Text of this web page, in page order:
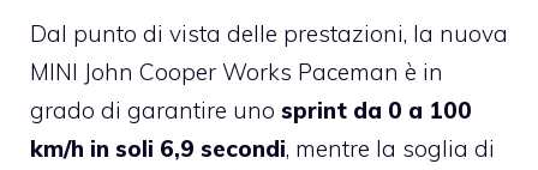
Dal punto di vista delle prestazioni, la nuova
MINI John Cooper Works Paceman è in
grado di garantire uno sprint da 0 a 100
km/h in soli 6,9 secondi, mentre la soglia di